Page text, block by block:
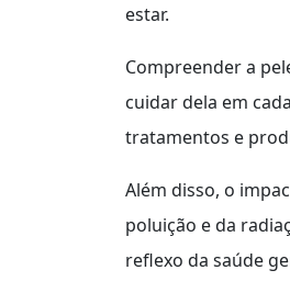
estar.
Compreender a
cuidar dela em
tratamentos e
Além disso, o
poluição e da
reflexo da saúde